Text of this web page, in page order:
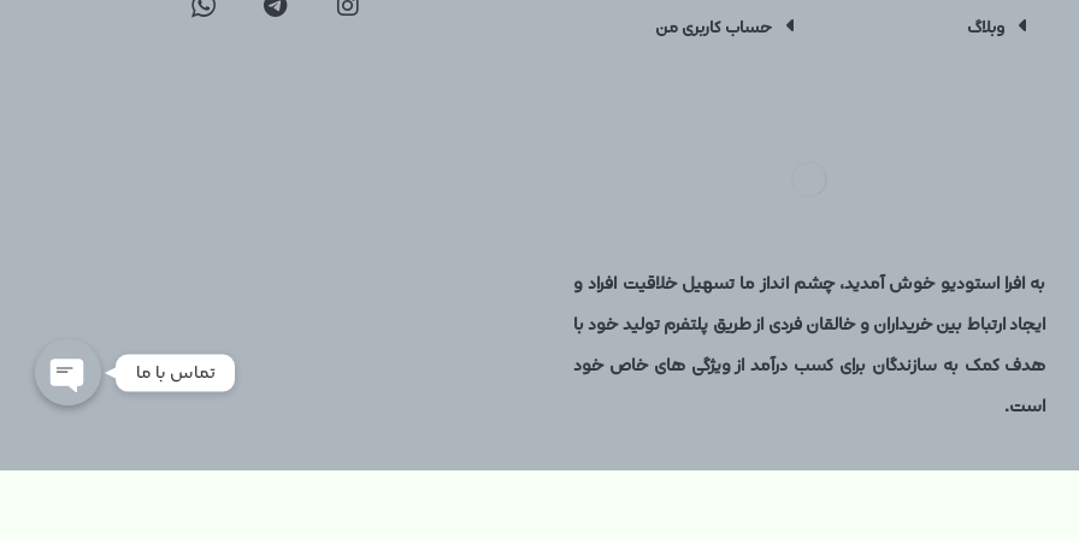
وبلاگ
حساب کاربری من
به افرا استودیو خوش آمدید، چشم انداز ما تسهیل خلاقیت افراد و
ایجاد ارتباط بین خریداران و خالقان فردی از طریق پلتفرم تولید خود با
هدف کمک به سازندگان برای کسب درآمد از ویژگی های خاص خود
است.
تماس با ما